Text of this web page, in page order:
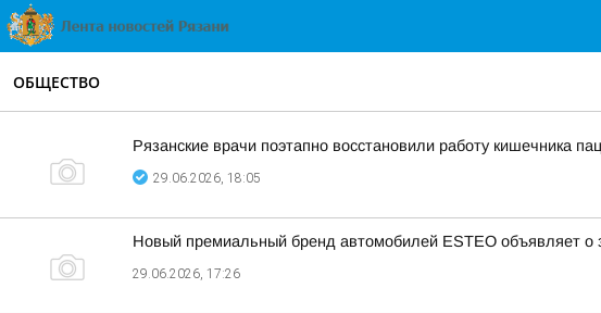
ОБЩЕСТВО
Рязанские врачи поэтапно восстановили работу кишечника
29.06.2026, 18:05
Новый премиальный бренд автомобилей ESTEO объявляет о
29.06.2026, 17:26